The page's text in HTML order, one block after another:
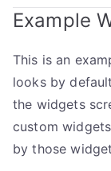
de
l’article
Example
This is an
looks by
the widgets
custom
by those